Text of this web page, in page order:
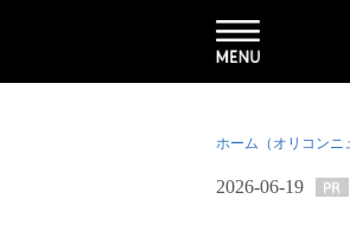
ホーム（オリコンニ
2026-06-19